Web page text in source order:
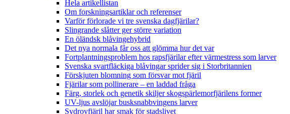
Hela artikellistan
Om forskningsartiklar och referenser
Varför förlorade vi tre svenska dagfjärilar?
Slingrande slåtter ger större variation
En öländsk blåvingehybrid
Det nya normala får oss att glömma hur det var
Fortplantningsproblem hos rapsfjärilar efter värmestress som larver
Svenska svartfläckiga blåvingar sprider sig i Storbritannien
Förskjuten blomning som försvar mot fjäril
Fjärilar som pollinerare – en laddad fråga
Färg, storlek och genetik skiljer skogspärlemorfjärilens former
UV-ljus avslöjar busksnabbvingens larver
Sydrovfjäril har smak för stadslivet